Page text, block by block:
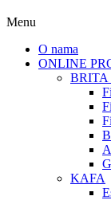
Menu
O nama
ONLINE
BRITA
KAFA